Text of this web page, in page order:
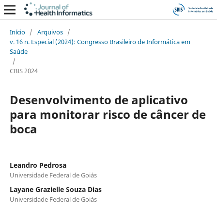
Início / Arquivos /
v. 16 n. Especial (2024): Congresso Brasileiro de Informática em
Saúde
/
CBIS 2024
Desenvolvimento de aplicativo
para monitorar risco de câncer de
boca
Leandro Pedrosa
Universidade Federal de Goiás
Layane Grazielle Souza Dias
Universidade Federal de Goiás